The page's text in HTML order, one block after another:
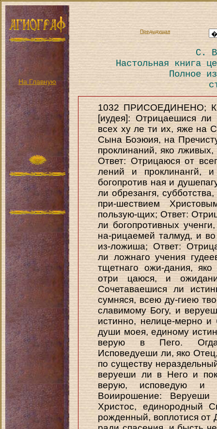
На Главную
Предыдущая
С.
Настольная книга
Полное
1032 ПРИСОЕДИНЕНО;
[иудея]: Отрицаешися ли
всех ху ле ти их, яже на
Сына Боэюия, на
проклинаний, яко
Ответ: Отрицаюся от
лений и проклинангй,
богопротив ная и
ли обрезангя,
при-шествием
пользую-щих; Ответ:
ли богопротивных
на-рицаемей талмуд, и
из-ложиша; Ответ:
ли ложнаго учения
тщетнаго ожи-дания,
отри цаюся, и
Сочетаваешися ли
сумняся, всею ду-гиею
славимому Богу, и
истинно, нелице-мерно и
души моея, единому
верую в Пего.
Исповедуеши ли, яко
по существу
веруеши ли в Него и
верую, исповедую и
Воиирошение:
Христос, единородный
рожденный, воплотися от